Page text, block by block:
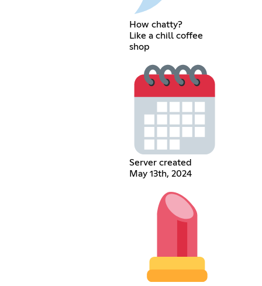
How chatty?
Like a chill coffee
shop
Server created
May 13th, 2024